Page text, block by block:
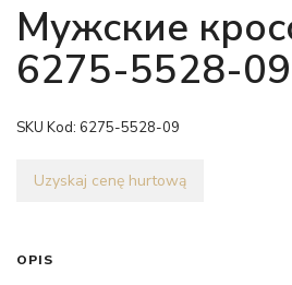
Мужские
6275-5528-09
SKU Kod: 6275-5528-09
Uzyskaj cenę hurtową
OPIS